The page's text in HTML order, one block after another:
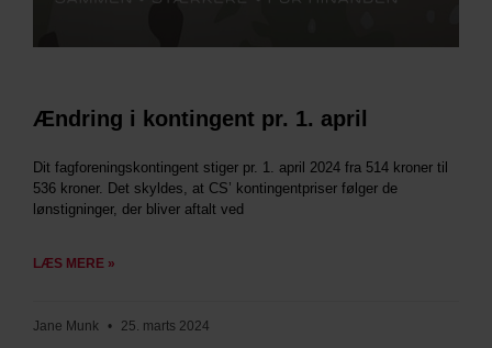
Ændring i kontingent pr. 1. april
Dit fagforeningskontingent stiger pr. 1. april 2024 fra 514 kroner til
536 kroner. Det skyldes, at CS’ kontingentpriser følger de
lønstigninger, der bliver aftalt ved
LÆS MERE »
Jane Munk 25. marts 2024